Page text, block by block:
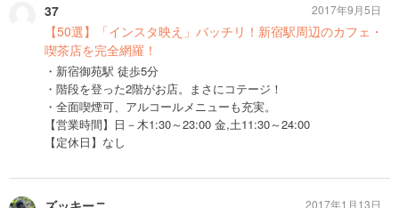
37
【50選】「インスタ映え」バッチリ！新宿駅周辺のカフェ・
喫茶店を完全網羅！
・新宿御苑駅 徒歩5分
・階段を登った2階がお店。まさにコテージ！
・全面喫煙可、アルコールメニューも充実。
【営業時間】日－木1:30～23:00 金,土11:30～24:00
【定休日】なし
2017年9月5日
2017年1月13日